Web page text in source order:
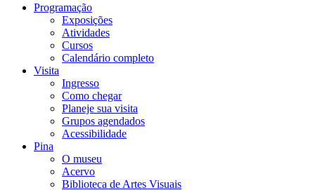
Programação
Exposições
Atividades
Cursos
Calendário completo
Visita
Ingresso
Como chegar
Planeje sua visita
Grupos agendados
Acessibilidade
Pina
O museu
Acervo
Biblioteca de Artes Visuais